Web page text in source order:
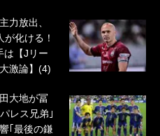
力放出、
化ける！
は【Jリー
激論】(4)
大地が冨
レス兄弟｣
｢最後の鎌